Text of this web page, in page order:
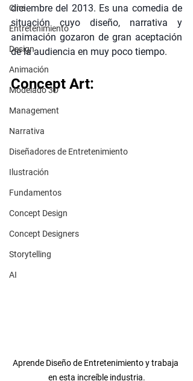
Cine
Entretenimiento
Design
Animación
Modelado 3D
Management
Narrativa
Diseñadores de Entretenimiento
Ilustración
Fundamentos
Concept Design
Concept Designers
Storytelling
AI
diciembre del 2013. Es una comedia de
situación cuyo diseño, narrativa y
animación gozaron de gran aceptación
de la audiencia en muy poco tiempo.
Concept Art:
Aprende Diseño de Entretenimiento y trabaja
en esta increíble industria.